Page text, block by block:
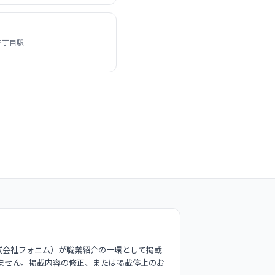
目駅
社フォニム）が職業紹介の一環として掲載
ん。掲載内容の修正、または掲載停止のお